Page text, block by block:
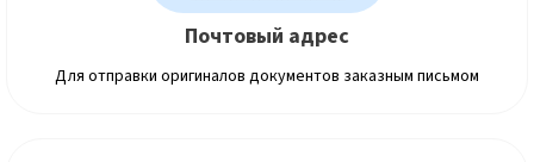
Почтовый адрес
Для отправки оригиналов документов заказным письмом